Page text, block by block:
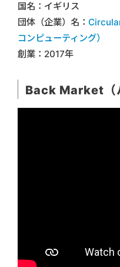
国名：イギリス
団体（企業）名：
コンピューティング）
創業：2017年
Back Market（